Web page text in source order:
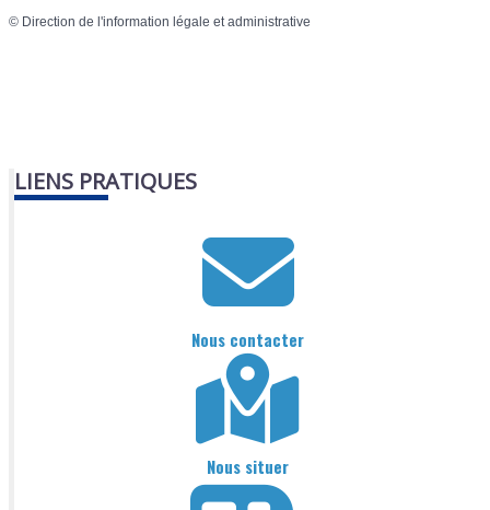
© Direction de l'information légale et administrative
LIENS PRATIQUES
Nous contacter
Nous situer